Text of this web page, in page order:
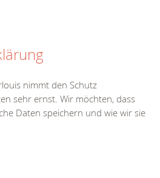
nimmt den Schutz
sehr ernst. Wir möchten, dass
Daten speichern und wie wir sie